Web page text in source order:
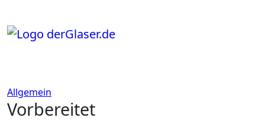
springen
Allgemein
Vorbereitet